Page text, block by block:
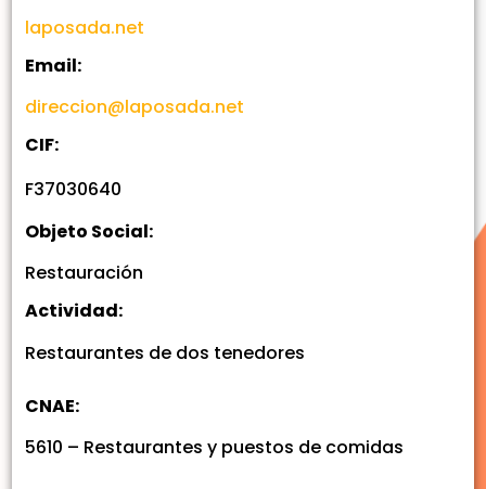
laposada.net
Email:
direccion@laposada.net
CIF:
F37030640
Objeto Social:
Restauración
Actividad:
Restaurantes de dos tenedores
CNAE:
5610 – Restaurantes y puestos de comidas